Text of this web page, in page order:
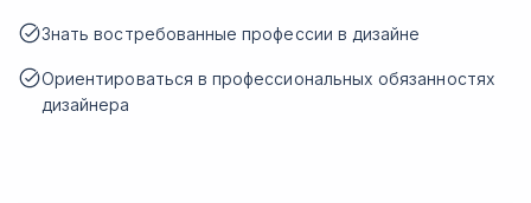
Знать востребованные профессии в дизайне
Ориентироваться в профессиональных обязанностях
дизайнера